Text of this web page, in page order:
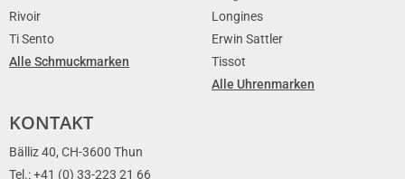
Rivoir
Ti Sento
Alle Schmuckmarken
Longines
Erwin Sattler
Tissot
Alle Uhrenmarken
KONTAKT
Bälliz 40, CH-3600 Thun
Tel.: +41 (0) 33-223 21 66